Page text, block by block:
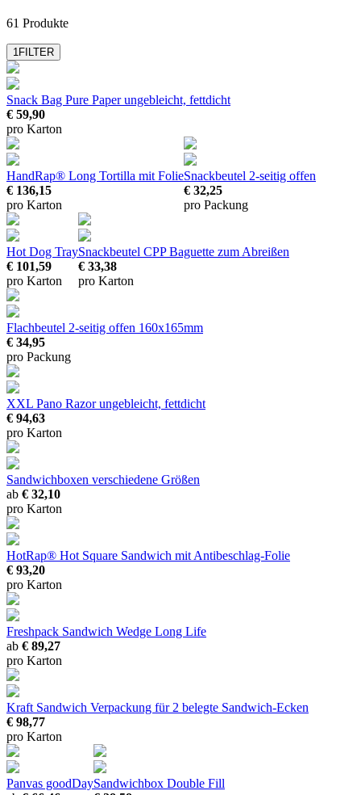
mehr anzeigen
61 Produkte
1FILTER
Snack Bag Pure Paperungebleicht, fettdicht
€ 59,90
pro Karton
HandRap® Long Tortilla mit Folie
€ 136,15
pro Karton
Snackbeutel 2-seitig offen
€ 32,25
pro Packung
Hot Dog Tray
€ 101,59
pro Karton
Snackbeutel CPP Baguette zum Abreißen
€ 33,38
pro Karton
Flachbeutel 2-seitig offen 160x165mm
€ 34,95
pro Packung
XXL Pano Razorungebleicht, fettdicht
€ 94,63
pro Karton
Sandwichboxen verschiedene Größen
ab € 32,10
pro Karton
HotRap® Hot Square Sandwich mit Antibeschlag-Folie
€ 93,20
pro Karton
Freshpack Sandwich Wedge Long Life
ab € 89,27
pro Karton
Kraft Sandwich Verpackung für 2 belegte Sandwich-Ecken
€ 98,77
pro Karton
Panvas goodDaySandwichbox Double Fill